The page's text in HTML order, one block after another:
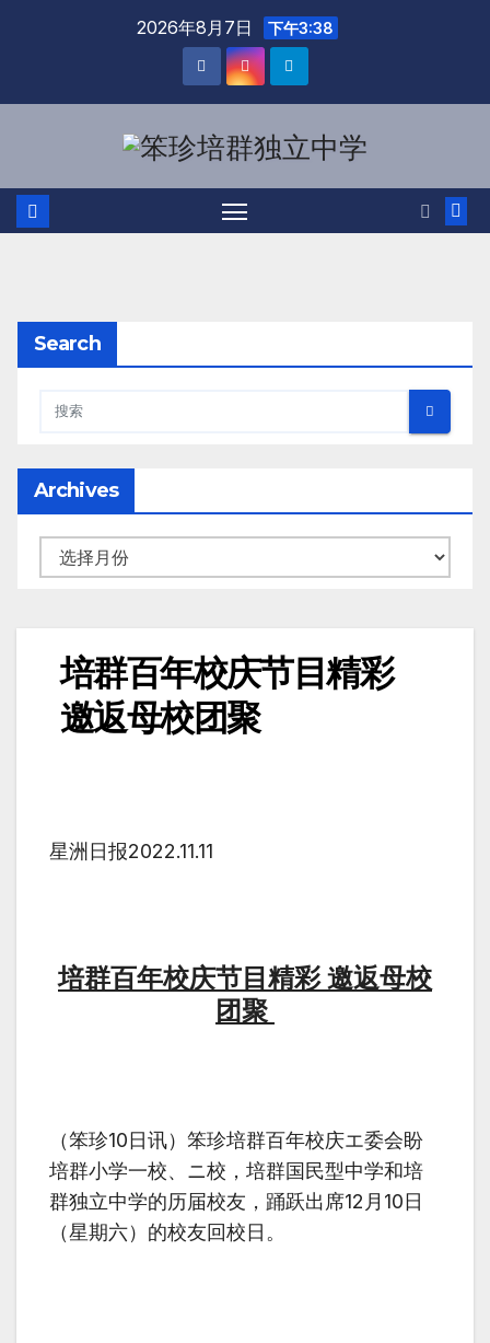
2026年8月7日 下午3:38
Search
Archives
培群百年校庆节目精彩
邀返母校团聚
星洲日报2022.11.11
培群百年校庆节目精彩 邀返母校
团聚
（笨珍10日讯）笨珍培群百年校庆エ委会盼
培群小学一校、ニ校，培群国民型中学和培
群独立中学的历届校友，踊跃出席12 月 10日
（星期六）的校友回校日。